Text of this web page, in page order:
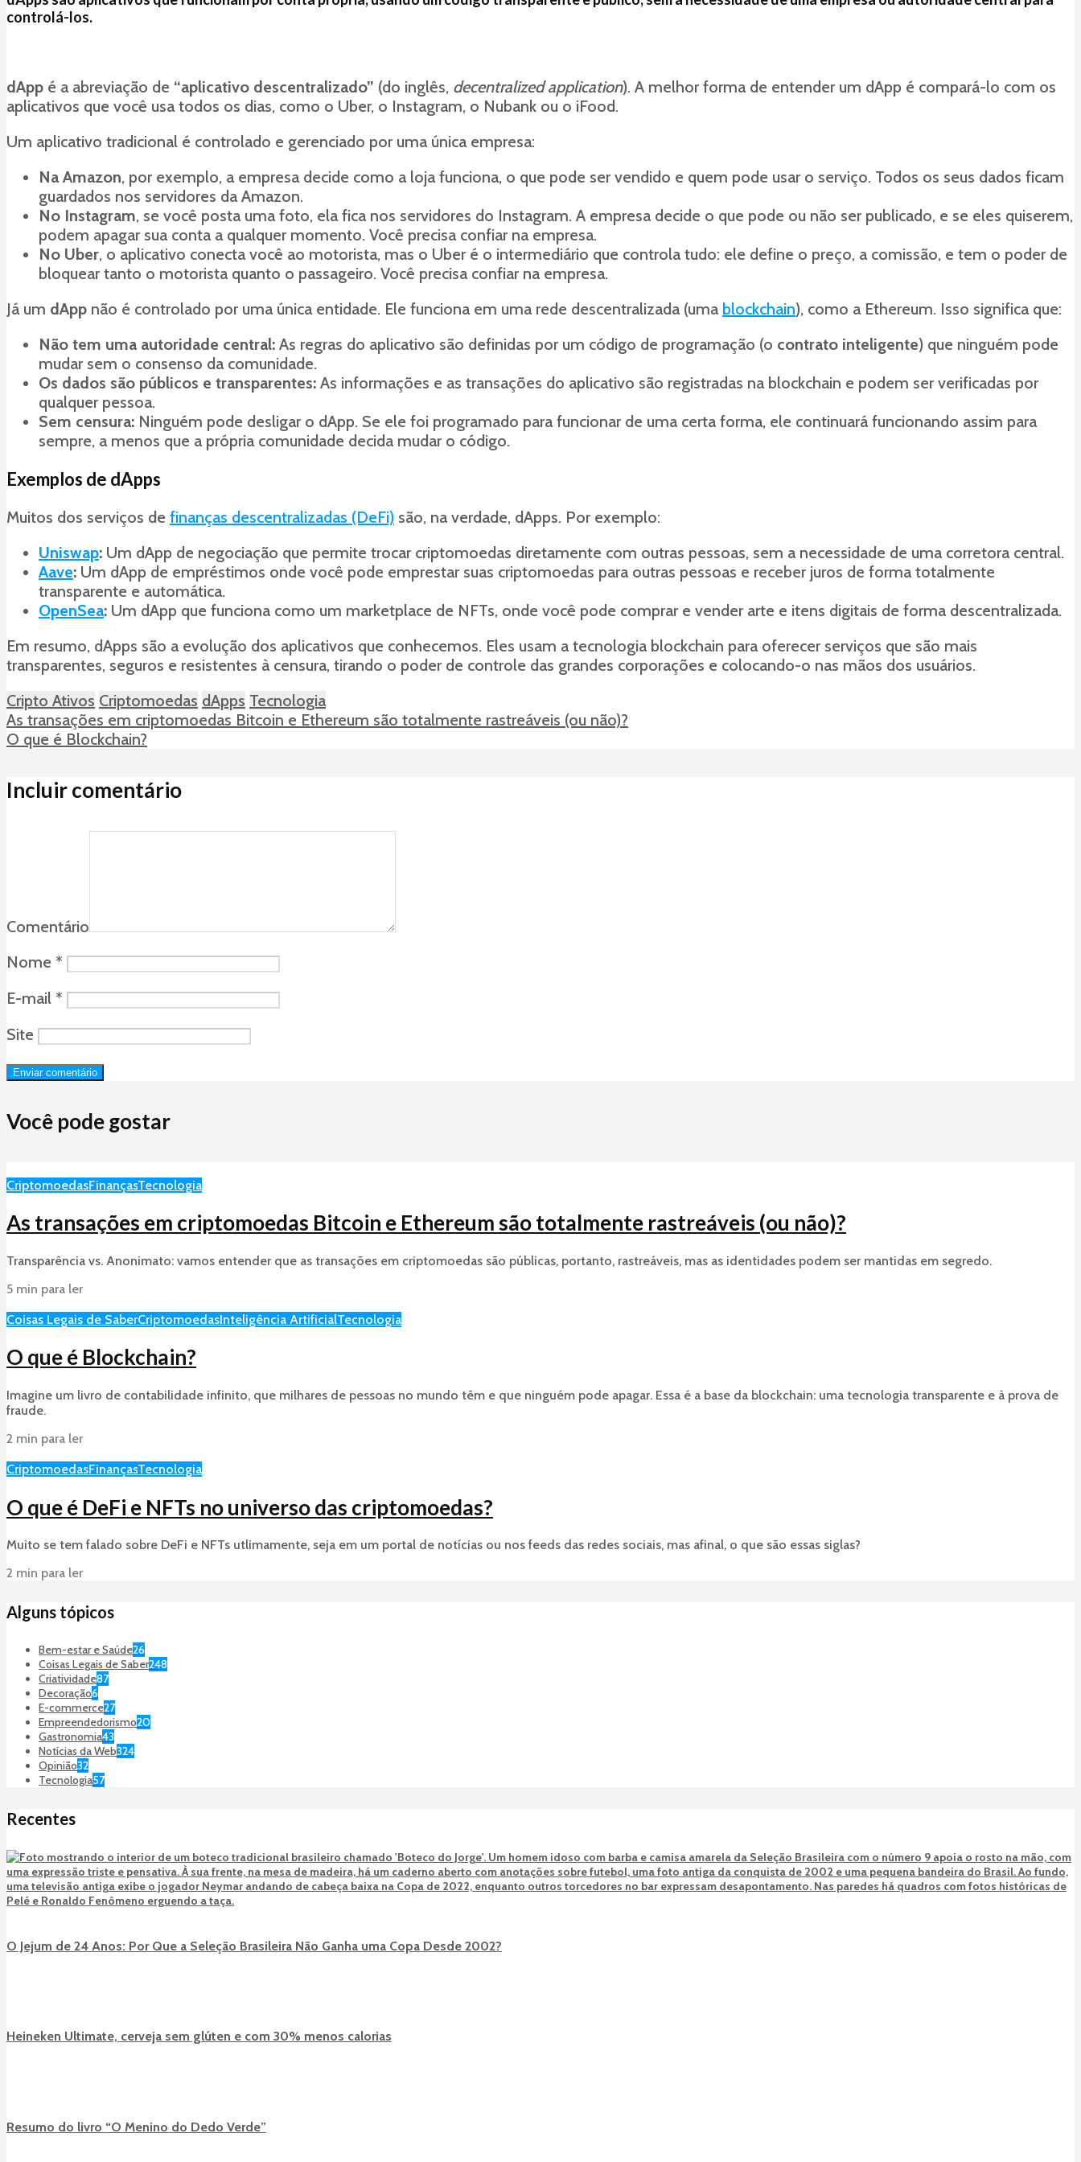
controlá-los.
dApp é a abreviação de “aplicativo descentralizado” (do inglês, decentralized application). A melhor forma de entender um dApp é compará-lo com os
aplicativos que você usa todos os dias, como o Uber, o Instagram, o Nubank ou o iFood.
Um aplicativo tradicional é controlado e gerenciado por uma única empresa:
Na Amazon, por exemplo, a empresa decide como a loja funciona, o que pode ser vendido e quem pode usar o serviço. Todos os seus dados ficam
guardados nos servidores da Amazon.
No Instagram, se você posta uma foto, ela fica nos servidores do Instagram. A empresa decide o que pode ou não ser publicado, e se eles quiserem,
podem apagar sua conta a qualquer momento. Você precisa confiar na empresa.
No Uber, o aplicativo conecta você ao motorista, mas o Uber é o intermediário que controla tudo: ele define o preço, a comissão, e tem o poder de
bloquear tanto o motorista quanto o passageiro. Você precisa confiar na empresa.
Já um dApp não é controlado por uma única entidade. Ele funciona em uma rede descentralizada (uma blockchain), como a Ethereum. Isso significa que:
Não tem uma autoridade central: As regras do aplicativo são definidas por um código de programação (o contrato inteligente) que ninguém pode
mudar sem o consenso da comunidade.
Os dados são públicos e transparentes: As informações e as transações do aplicativo são registradas na blockchain e podem ser verificadas por
qualquer pessoa.
Sem censura: Ninguém pode desligar o dApp. Se ele foi programado para funcionar de uma certa forma, ele continuará funcionando assim para
sempre, a menos que a própria comunidade decida mudar o código.
Exemplos de dApps
Muitos dos serviços de finanças descentralizadas (DeFi) são, na verdade, dApps. Por exemplo:
Uniswap: Um dApp de negociação que permite trocar criptomoedas diretamente com outras pessoas, sem a necessidade de uma corretora central.
Aave: Um dApp de empréstimos onde você pode emprestar suas criptomoedas para outras pessoas e receber juros de forma totalmente
transparente e automática.
OpenSea: Um dApp que funciona como um marketplace de NFTs, onde você pode comprar e vender arte e itens digitais de forma descentralizada.
Em resumo, dApps são a evolução dos aplicativos que conhecemos. Eles usam a tecnologia blockchain para oferecer serviços que são mais
transparentes, seguros e resistentes à censura, tirando o poder de controle das grandes corporações e colocando-o nas mãos dos usuários.
Cripto Ativos Criptomoedas dApps Tecnologia
As transações em criptomoedas Bitcoin e Ethereum são totalmente rastreáveis (ou não)?
O que é Blockchain?
Incluir comentário
Comentário
Nome *
E-mail *
Site
Você pode gostar
CriptomoedasFinançasTecnologia
As transações em criptomoedas Bitcoin e Ethereum são totalmente rastreáveis (ou não)?
Transparência vs. Anonimato: vamos entender que as transações em criptomoedas são públicas, portanto, rastreáveis, mas as identidades podem ser mantidas em segredo.
5 min para ler
Coisas Legais de SaberCriptomoedasInteligência ArtificialTecnologia
O que é Blockchain?
Imagine um livro de contabilidade infinito, que milhares de pessoas no mundo têm e que ninguém pode apagar. Essa é a base da blockchain: uma tecnologia transparente e à prova de
fraude.
2 min para ler
CriptomoedasFinançasTecnologia
O que é DeFi e NFTs no universo das criptomoedas?
Muito se tem falado sobre DeFi e NFTs utlimamente, seja em um portal de notícias ou nos feeds das redes sociais, mas afinal, o que são essas siglas?
2 min para ler
Alguns tópicos
Bem-estar e Saúde26
Coisas Legais de Saber248
Criatividade87
Decoração6
E-commerce27
Empreendedorismo20
Gastronomia43
Notícias da Web324
Opinião32
Tecnologia57
Recentes
O Jejum de 24 Anos: Por Que a Seleção Brasileira Não Ganha uma Copa Desde 2002?
Heineken Ultimate, cerveja sem glúten e com 30% menos calorias
Resumo do livro “O Menino do Dedo Verde”